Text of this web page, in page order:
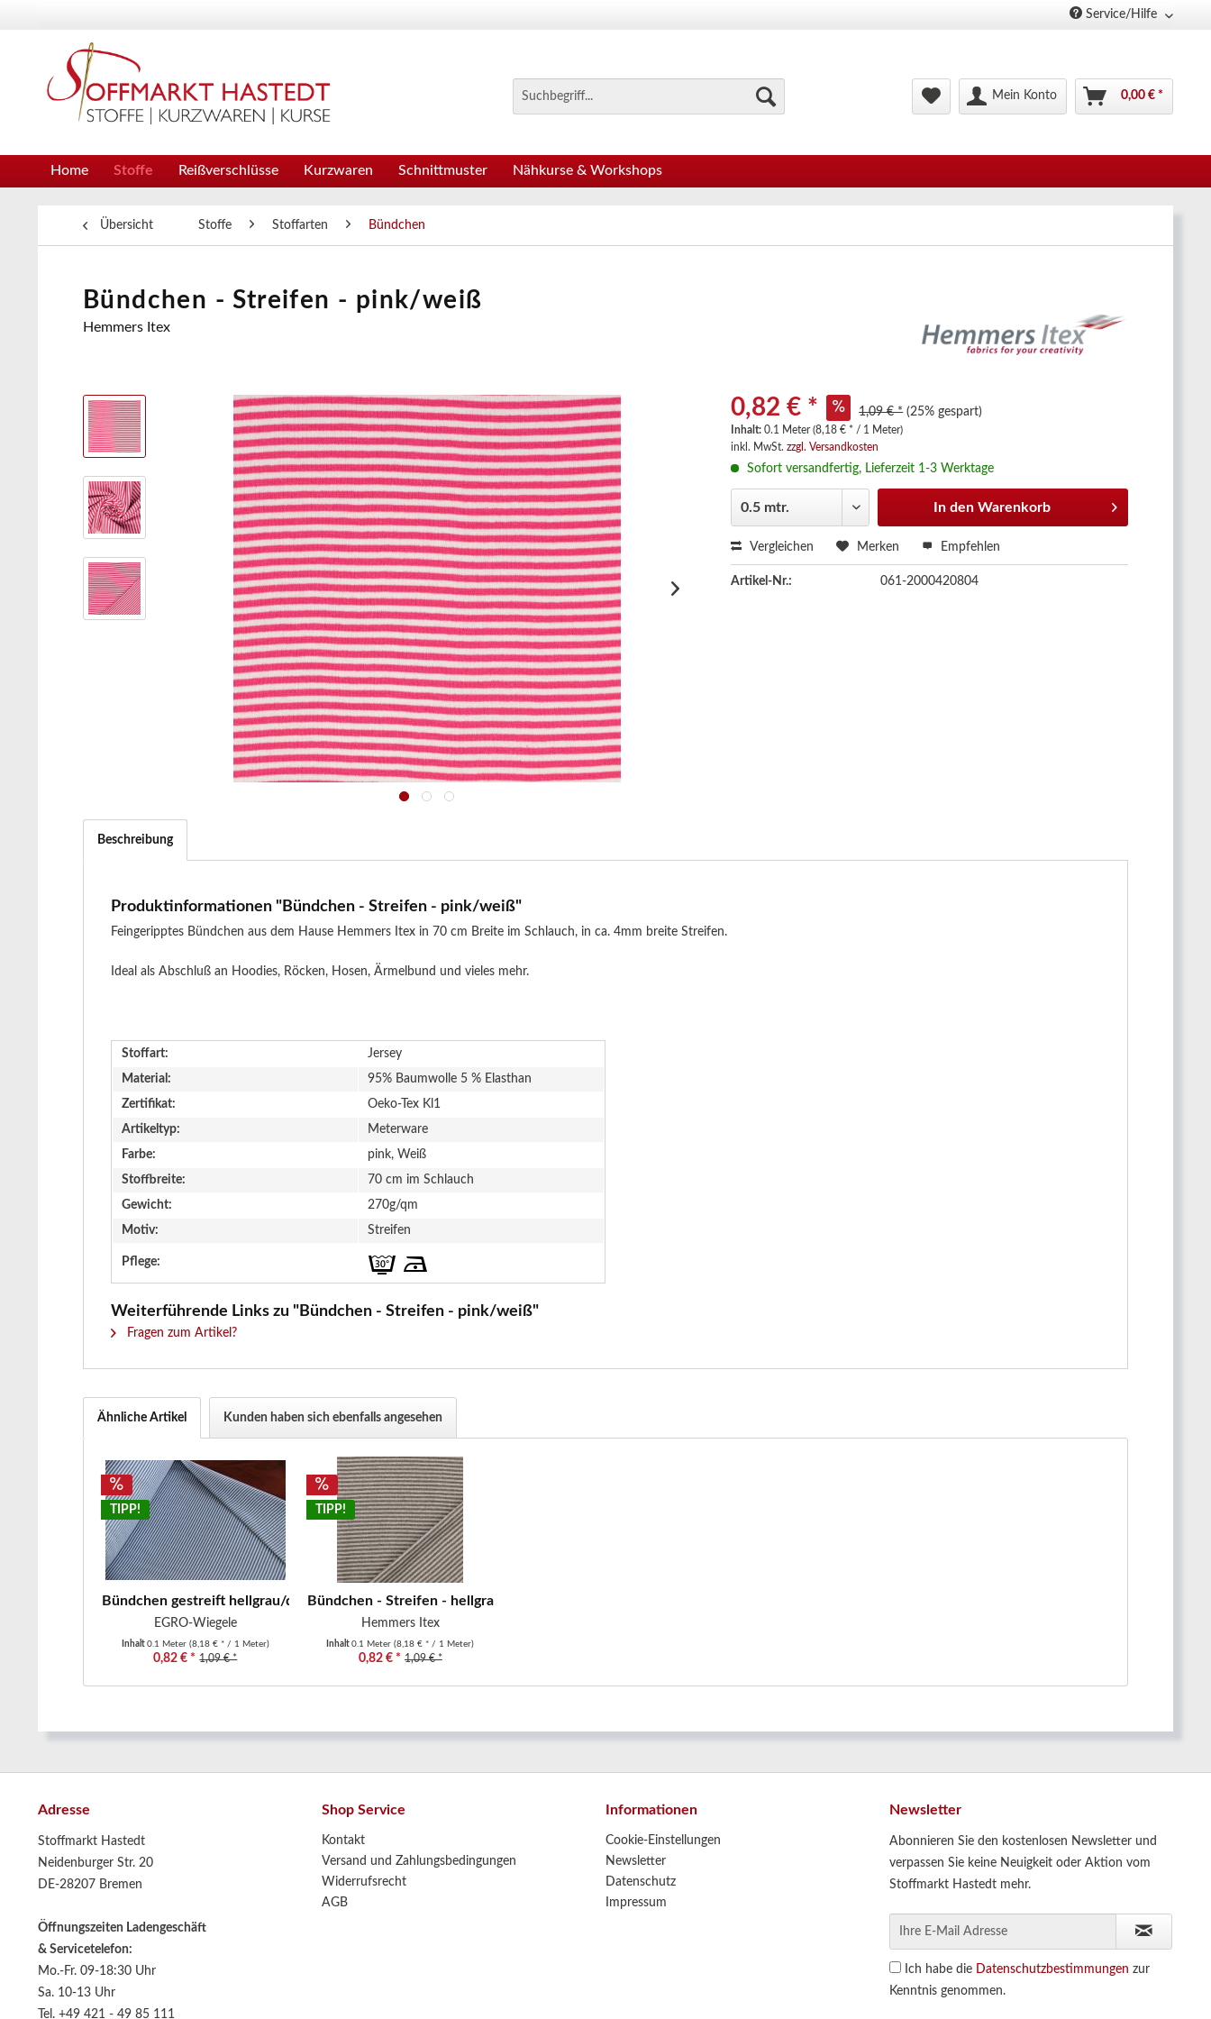
Service/Hilfe
Mein Konto 0,00 € *
Home Stoffe Reißverschlüsse Kurzwaren Schnittmuster Nähkurse & Workshops
Übersicht Stoffe Stoffarten Bündchen
Bündchen - Streifen - pink/weiß
Hemmers Itex
0,82 € * 1,09 € * (25% gespart)
Inhalt:0.1 Meter (8,18 € * / 1 Meter)
inkl. MwSt.zzgl. Versandkosten
Sofort versandfertig, Lieferzeit 1-3 Werktage
In den Warenkorb
Vergleichen Merken Empfehlen
Artikel-Nr.: 061-2000420804
Beschreibung
Produktinformationen "Bündchen - Streifen - pink/weiß"
Feingeripptes Bündchen aus dem Hause Hemmers Itex in 70 cm Breite im Schlauch, in ca. 4mm breite Streifen.
Ideal als Abschluß an Hoodies, Röcken, Hosen, Ärmelbund und vieles mehr.
Stoffart:
Jersey
Material:
95% Baumwolle 5 % Elasthan
Zertifikat:
Oeko-Tex Kl1
Artikeltyp:
Meterware
Farbe:
pink, Weiß
Stoffbreite:
70 cm im Schlauch
Gewicht:
270g/qm
Motiv:
Streifen
Pflege:
Weiterführende Links zu "Bündchen - Streifen - pink/weiß"
Fragen zum Artikel?
Ähnliche Artikel Kunden haben sich ebenfalls angesehen
TIPP!
Bündchen gestreift hellgrau/dunkelgrau
EGRO-Wiegele
Inhalt 0.1 Meter (8,18 € * / 1 Meter)
0,82 € * 1,09 € *
TIPP!
Bündchen - Streifen - hellgrau/dkl.grau
Hemmers Itex
Inhalt0.1 Meter(8,18 € * / 1 Meter)
0,82 € * 1,09 € *
Adresse
Stoffmarkt Hastedt
Neidenburger Str. 20
DE-28207 Bremen
Öffnungszeiten Ladengeschäft
& Servicetelefon:
Mo.-Fr. 09-18:30 Uhr
Sa. 10-13 Uhr
Tel. +49 421 - 49 85 111
Shop Service
Kontakt
Versand und Zahlungsbedingungen
Widerrufsrecht
AGB
Informationen
Cookie-Einstellungen
Newsletter
Datenschutz
Impressum
Newsletter
Abonnieren Sie den kostenlosen Newsletter und
verpassen Sie keine Neuigkeit oder Aktion vom
Stoffmarkt Hastedt mehr.
Ich habe die Datenschutzbestimmungen zur
Kenntnis genommen.